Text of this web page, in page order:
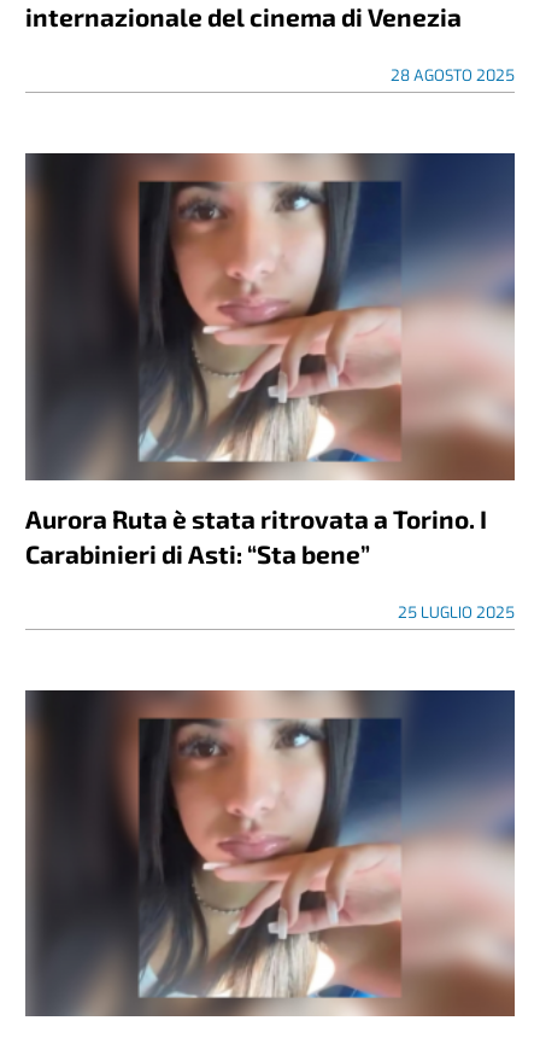
internazionale del cinema di Venezia
28 AGOSTO 2025
Aurora Ruta è stata ritrovata a Torino. I
Carabinieri di Asti: “Sta bene”
25 LUGLIO 2025